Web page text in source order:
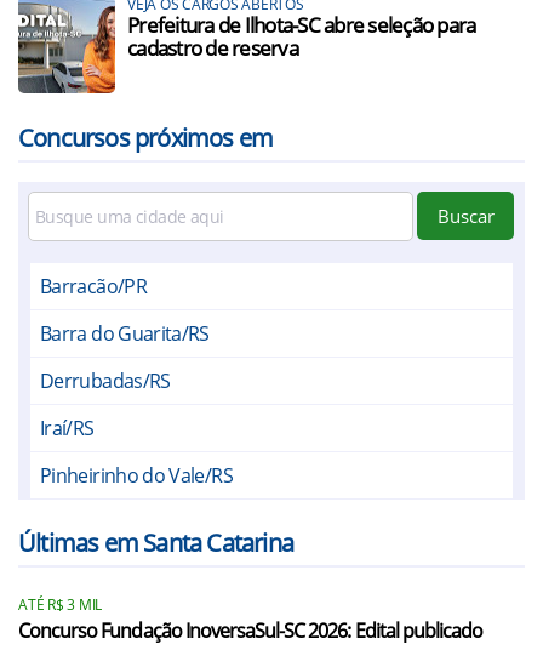
VEJA OS CARGOS ABERTOS
Prefeitura de Ilhota-SC abre seleção para
cadastro de reserva
Concursos próximos em
Buscar
Barracão/PR
Barra do Guarita/RS
Derrubadas/RS
Iraí/RS
Pinheirinho do Vale/RS
Anchieta/SC
Últimas em Santa Catarina
ATÉ R$ 3 MIL
Concurso Fundação InoversaSul-SC 2026: Edital publicado